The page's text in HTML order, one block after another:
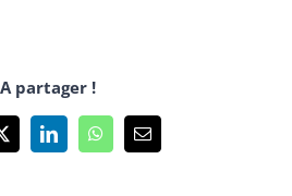
A partager !
X LinkedInWhatsApp
Email